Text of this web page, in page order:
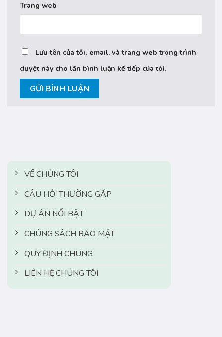
Trang web
Lưu tên của tôi, email, và trang web trong trình
duyệt này cho lần bình luận kế tiếp của tôi.
VỀ CHÚNG TÔI
CÂU HỎI THƯỜNG GẶP
DỰ ÁN NỔI BẬT
CHÚNG SÁCH BẢO MẬT
QUY ĐỊNH CHUNG
LIÊN HỆ CHÚNG TÔI